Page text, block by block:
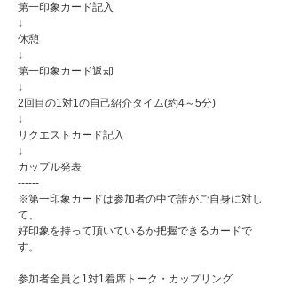
第一印象カード記入
↓
休憩
↓
第一印象カード返却
↓
2回目の1対1の自己紹介タイム(約4～5分)
↓
リクエストカード記入
↓
カップル発表
------
※第一印象カードは参加者の中で誰がご自身に対し
て、
好印象を持って頂いているか把握できるカードで
す。
参加者全員と1対1着席トーク・カップリング